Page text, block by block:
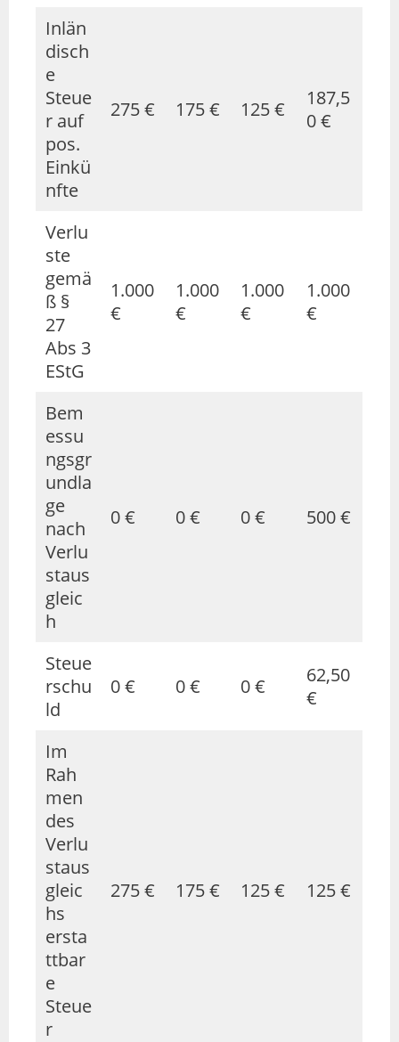
Inlän
disch
e
Steue
r auf
pos.
Einkü
nfte
275 € 175 € 125 €
187,5
0 €
Verlu
ste
gemä
ß §
27
Abs 3
EStG
1.000
€
1.000
€
1.000
€
1.000
€
Bem
essu
ngsgr
undla
ge
nach
Verlu
staus
gleic
h
0 € 0 € 0 € 500 €
Steue
rschu
ld
0 € 0 € 0 €
62,50
€
Im
Rah
men
des
Verlu
staus
gleic
hs
ersta
ttbar
e
Steue
r
275 € 175 € 125 € 125 €